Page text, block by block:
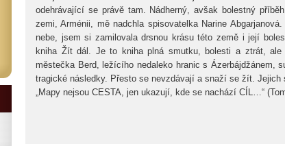
odehrávající se právě tam. Nádherný, avšak bolestný
zemi, Arménii, mě nadchla spisovatelka Narine
nebe, jsem si zamilovala drsnou krásu této země i její
kniha Žít dál. Je to kniha plná smutku, bolesti a ztrát,
městečka Berd, ležícího nedaleko hranic s Ázerbájdžánem,
tragické následky. Přesto se nevzdávají a snaží se žít.
„Mapy nejsou CESTA, jen ukazují, kde se nachází CÍL…“
Ingrid